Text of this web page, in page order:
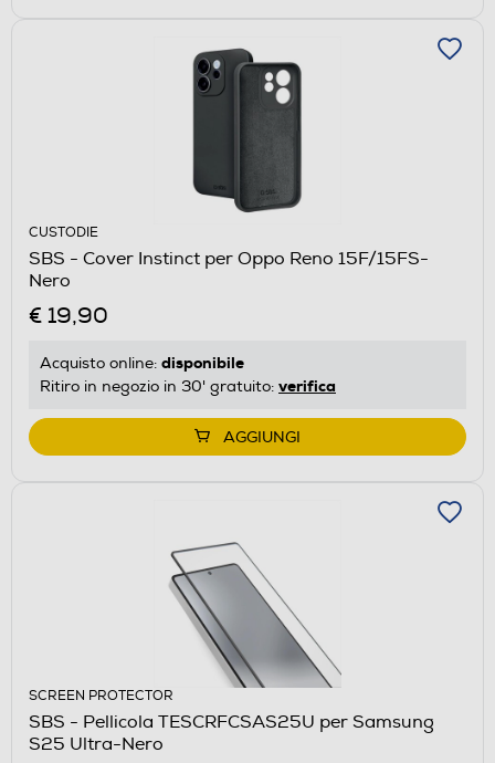
CUSTODIE
SBS - Cover Instinct per Oppo Reno 15F/15FS-
Nero
€ 19,90
Acquisto online: disponibile
Ritiro in negozio in 30' gratuito: verifica
AGGIUNGI
SCREEN PROTECTOR
SBS - Pellicola TESCRFCSAS25U per Samsung
S25 Ultra-Nero